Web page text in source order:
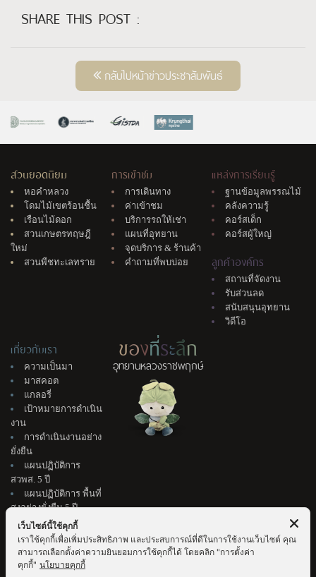
SHARE THIS POST :
กลับไปหน้าข่าวประชาสัมพันธ์
สวนยอดนิยม
หอคำหลวง
โดมไม้เขตร้อนชื้น
เรือนไม้ดอก
สวนเกษตรทฤษฎี
ใหม่
สวนพืชทะเลทราย
การเข้าชม
การเดินทาง
ค่าเข้าชม
บริการรถให้เช่า
แผนที่อุทยาน
จุดบริการ & ร้านค้า
คำถามที่พบบ่อย
แหล่งการเรียนรู้
ฐานข้อมูลพรรณไม้
คลังความรู้
คอร์สเด็ก
คอร์สผู้ใหญ่
ลูกค้าองค์กร
สถานที่จัดงาน
รับส่วนลด
สนับสนุนอุทยาน
วิดีโอ
เกี่ยวกับเรา
ความเป็นมา
มาสคอต
แกลอรี่
เป้าหมายการดำเนิน
งาน
การดำเนินงานอย่าง
ยั่งยืน
แผนปฏิบัติการ
สวพส. 5 ปี
แผนปฏิบัติการ พื้นที่
สูงอย่างยั่งยืน 5 ปี
ติดต่อเรา
แนะนำติชม
จัดซื้อจัดจ้าง &
สมัครงาน
ของที่ระลึก
อุทยานหลวงราชพฤกษ์
เว็บไซต์นี้ใช้คุกกี้
เราใช้คุกกี้เพื่อเพิ่มประสิทธิภาพ และประสบการณ์ที่ดีในการใช้งานเว็บไซต์ คุณ
สามารถเลือกตั้งค่าความยินยอมการใช้คุกกี้ได้ โดยคลิก "การตั้งค่า
คุกกี้" นโยบายคุกกี้